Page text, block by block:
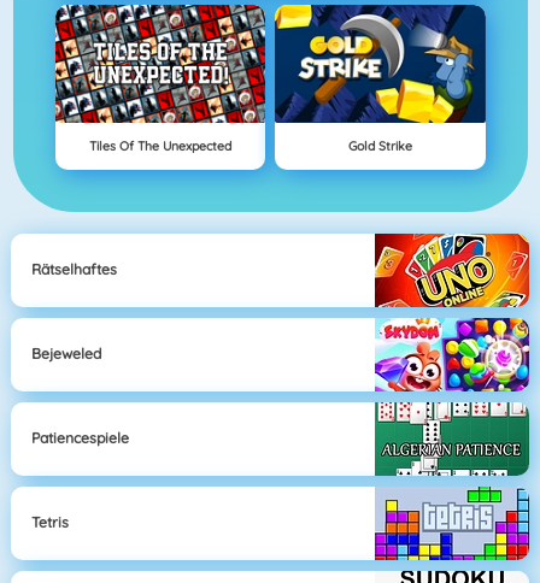
Tiles Of The Unexpected Gold Strike
Rätselhaftes
Bejeweled
Patiencespiele
Tetris